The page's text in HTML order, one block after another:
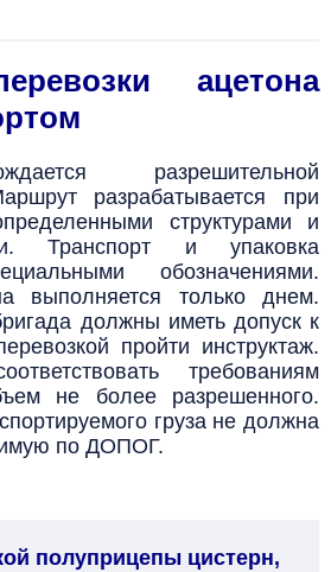
ацетона
разрешительной
разрабатывается при
структурами и
Транспорт и упаковка
обозначениями.
выполняется только днем.
должны иметь допуск к
пройти инструктаж.
требованиям
не более разрешенного.
груза не должна
по ДОПОГ.
полуприцепы цистерн,